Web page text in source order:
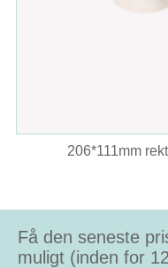
206*111mm
Få den seneste
muligt (inden for